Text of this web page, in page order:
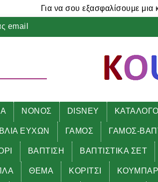
Για να σου εξασφαλίσουμε
email
ΝΟΝΟΣ DISNEY
ΕΥΧΩΝ ΓΑΜΟΣ ΓΑΜΟΣ-
ΒΑΠΤΙΣΗ ΒΑΠΤΙΣΤΙΚΑ ΣΕΤ
ΘΕΜΑ ΚΟΡΙΤΣΙ